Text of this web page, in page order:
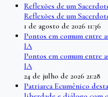
Reflexões de um
Reflexões de um
1 de agosto de 2026 11:36
Pontos em comum entre
IA
Pontos em comum entre
IA
24 de julho de 2026 21:28
Patriarca Ecumênico